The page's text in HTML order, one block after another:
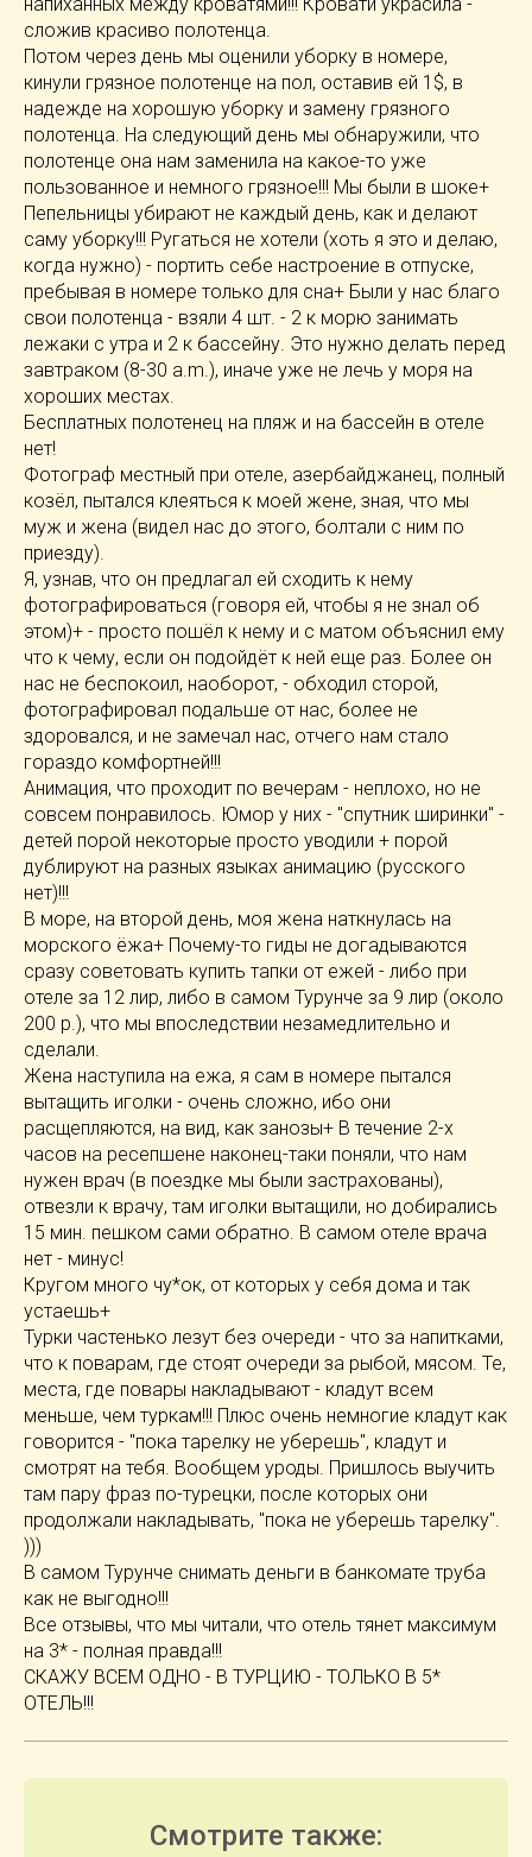
сложив красиво полотенца.
Потом через день мы оценили уборку в номере,
кинули грязное полотенце на пол, оставив ей 1$, в
надежде на хорошую уборку и замену грязного
полотенца. На следующий день мы обнаружили, что
полотенце она нам заменила на какое-то уже
пользованное и немного грязное!!! Мы были в шоке+
Пепельницы убирают не каждый день, как и делают
саму уборку!!! Ругаться не хотели (хоть я это и делаю,
когда нужно) - портить себе настроение в отпуске,
пребывая в номере только для сна+ Были у нас благо
свои полотенца - взяли 4 шт. - 2 к морю занимать
лежаки с утра и 2 к бассейну. Это нужно делать перед
завтраком (8-30 a.m.), иначе уже не лечь у моря на
хороших местах.
Бесплатных полотенец на пляж и на бассейн в отеле
нет!
Фотограф местный при отеле, азербайджанец, полный
козёл, пытался клеяться к моей жене, зная, что мы
муж и жена (видел нас до этого, болтали с ним по
приезду).
Я, узнав, что он предлагал ей сходить к нему
фотографироваться (говоря ей, чтобы я не знал об
этом)+ - просто пошёл к нему и с матом объяснил ему
что к чему, если он подойдёт к ней еще раз. Более он
нас не беспокоил, наоборот, - обходил сторой,
фотографировал подальше от нас, более не
здоровался, и не замечал нас, отчего нам стало
гораздо комфортней!!!
Анимация, что проходит по вечерам - неплохо, но не
совсем понравилось. Юмор у них - "спутник ширинки" -
детей порой некоторые просто уводили + порой
дублируют на разных языках анимацию (русского
нет)!!!
В море, на второй день, моя жена наткнулась на
морского ёжа+ Почему-то гиды не догадываются
сразу советовать купить тапки от ежей - либо при
отеле за 12 лир, либо в самом Турунче за 9 лир (около
200 р.), что мы впоследствии незамедлительно и
сделали.
Жена наступила на ежа, я сам в номере пытался
вытащить иголки - очень сложно, ибо они
расщепляются, на вид, как занозы+ В течение 2-х
часов на ресепшене наконец-таки поняли, что нам
нужен врач (в поездке мы были застрахованы),
отвезли к врачу, там иголки вытащили, но добирались
15 мин. пешком сами обратно. В самом отеле врача
нет - минус!
Кругом много чу*ок, от которых у себя дома и так
устаешь+
Турки частенько лезут без очереди - что за напитками,
что к поварам, где стоят очереди за рыбой, мясом. Те,
места, где повары накладывают - кладут всем
меньше, чем туркам!!! Плюс очень немногие кладут как
говорится - "пока тарелку не уберешь", кладут и
смотрят на тебя. Вообщем уроды. Пришлось выучить
там пару фраз по-турецки, после которых они
продолжали накладывать, "пока не уберешь тарелку".
)))
В самом Турунче снимать деньги в банкомате труба
как не выгодно!!!
Все отзывы, что мы читали, что отель тянет максимум
на 3* - полная правда!!!
СКАЖУ ВСЕМ ОДНО - В ТУРЦИЮ - ТОЛЬКО В 5*
ОТЕЛЬ!!!
Смотрите также: